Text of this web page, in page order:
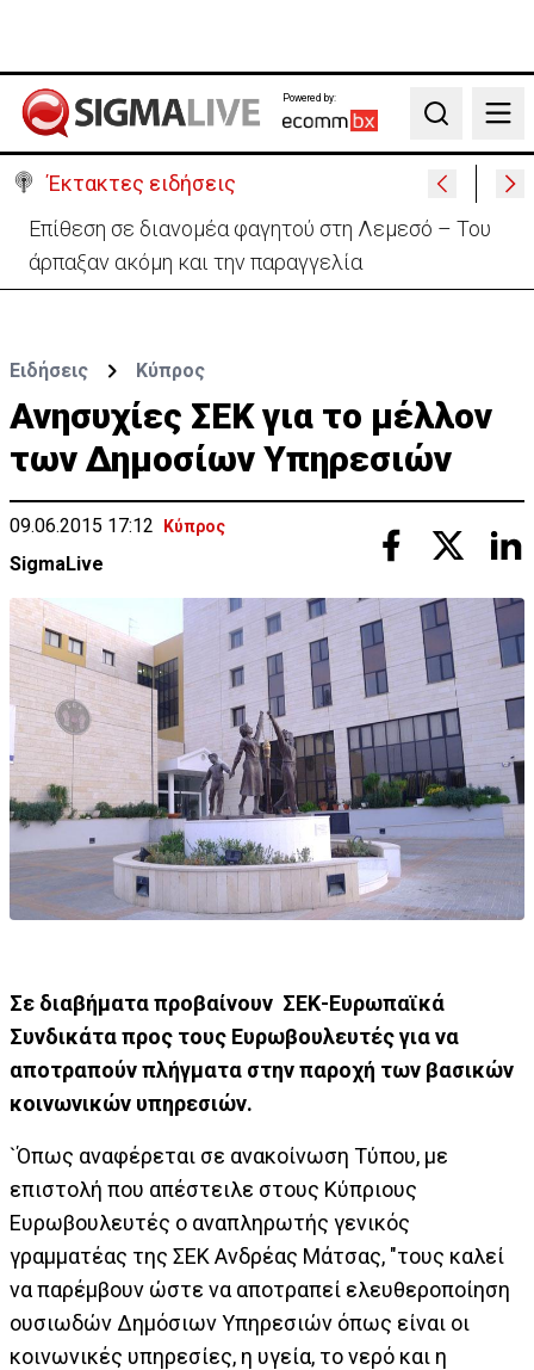
Powered by:
Search
Έκτακτες ειδήσεις
Ιταλία-Ισπανία: Στα άκρα η διπλωματική κόντρα για
το Σένγκεν
Ειδήσεις Κύπρος
Ανησυχίες ΣΕΚ για το μέλλον
των Δημοσίων Υπηρεσιών
09.06.2015 17:12 Κύπρος
SigmaLive
Σε διαβήματα προβαίνουν ΣΕΚ-Ευρωπαϊκά
Συνδικάτα προς τους Ευρωβουλευτές για να
αποτραπούν πλήγματα στην παροχή των βασικών
κοινωνικών υπηρεσιών.
`Όπως αναφέρεται σε ανακοίνωση Τύπου, με
επιστολή που απέστειλε στους Κύπριους
Ευρωβουλευτές ο αναπληρωτής γενικός
γραμματέας της ΣΕΚ Ανδρέας Μάτσας, "τους καλεί
να παρέμβουν ώστε να αποτραπεί ελευθεροποίηση
ουσιωδών Δημόσιων Υπηρεσιών όπως είναι οι
κοινωνικές υπηρεσίες, η υγεία, το νερό και η